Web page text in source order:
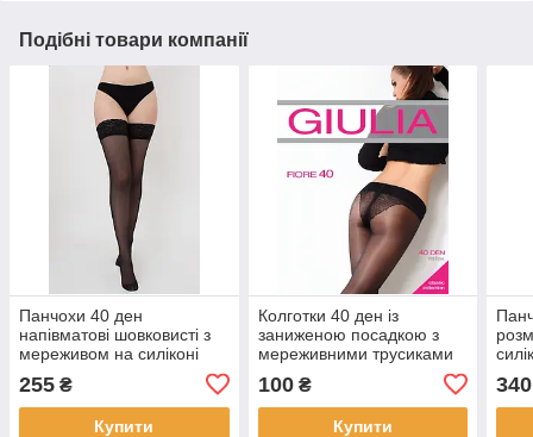
Подібні товари компанії
Панчохи 40 ден
напівматові шовковисті з
мереживом на силіконі
бежеві 5/6
255 ₴
Купити
Колготки 40 ден із
заниженою посадкою з
мереживними трусиками
Giulia Fiore 40 бежевого та
капучино кольорів розміри
2 3 4
100₴
Купити
340